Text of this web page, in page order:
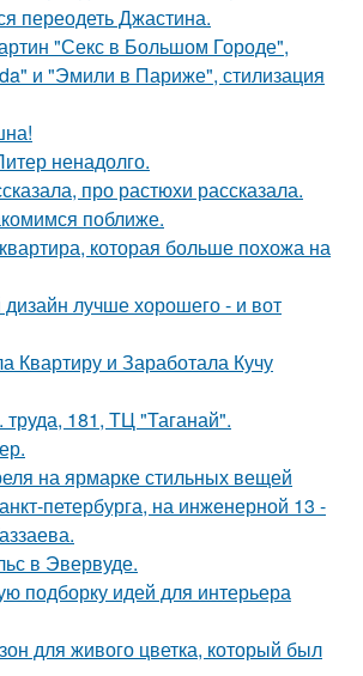
переодеть Джастина.
"Секс в Большом Городе",
и "Эмили в Париже", стилизация
ненадолго.
про растюхи рассказала.
поближе.
которая больше похожа на
лучше хорошего - и вот
Квартиру и Заработала Кучу
181, ТЦ "Таганай".
на ярмарке стильных вещей
петербурга, на инженерной 13 -
в Эвервуде.
подборку идей для интерьера
для живого цветка, который был